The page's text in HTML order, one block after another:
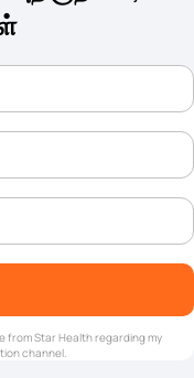
from Star Health regarding my
channel.